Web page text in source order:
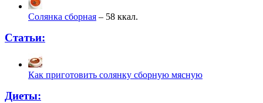
Солянка сборная – 58 ккал.
Статьи:
Как приготовить солянку сборную мясную
Диеты: